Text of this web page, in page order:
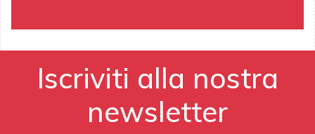
Iscriviti alla nostra
newsletter